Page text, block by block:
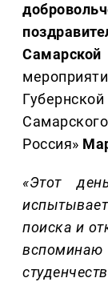
Россия»
«Этот
поиска и